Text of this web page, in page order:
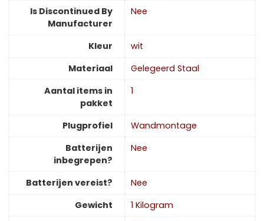
Is Discontinued By
Manufacturer
‎Nee
Kleur
‎wit
Materiaal
‎Gelegeerd Staal
Aantal items in
pakket
‎1
Plugprofiel
‎Wandmontage
Batterijen
inbegrepen?
‎Nee
Batterijen vereist?
‎Nee
Gewicht
‎1 Kilogram